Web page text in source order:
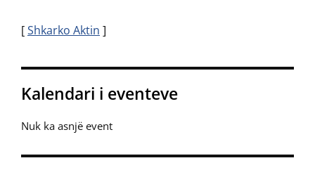
[Shkarko Aktin ]
Kalendari i eventeve
Nuk ka asnjë event